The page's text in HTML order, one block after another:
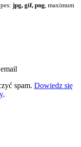
jpg, gif, png, maximum
spam. Dowiedz się
.